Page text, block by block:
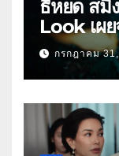
ธี่หยด สมิ
Look เผ
กรกฎาคม